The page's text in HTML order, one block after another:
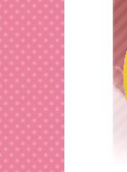
キ
プ